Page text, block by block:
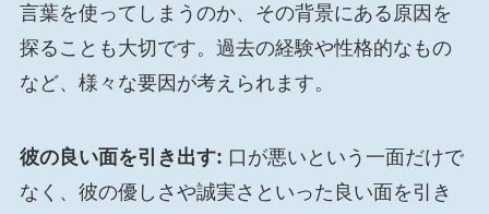
言葉を使ってしまうのか、その背景にある原因を
探ることも大切です。過去の経験や性格的なもの
など、様々な要因が考えられます。
彼の良い面を引き出す: 口が悪いという一面だけで
なく、彼の優しさや誠実さといった良い面を引き